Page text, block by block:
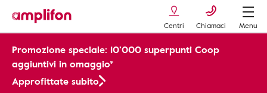
Centri Chiamaci Menu
Promozione speciale: 10’000 superpunti Coop
aggiuntivi in omaggio*
Approfittate subito